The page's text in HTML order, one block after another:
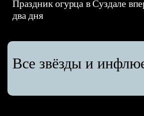
Праздник огурца в Суздале
два дня
Все звёзды и